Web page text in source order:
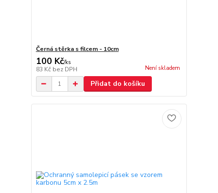
Černá stěrka s filcem - 10cm
100 Kč/ks
83 Kč bez DPH Není skladem
Přidat do košíku